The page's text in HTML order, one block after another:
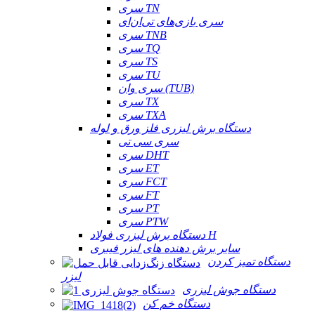
سری TN
سری بازی‌های تی‌ان‌ای
سری TNB
سری TQ
سری TS
سری TU
سری وان (TUB)
سری TX
سری TXA
دستگاه برش لیزری فلز ورق و لوله
سری سی تی
سری DHT
سری ET
سری FCT
سری FT
سری PT
سری PTW
دستگاه برش لیزری فولاد H
سایر برش دهنده های لیزر فیبری
دستگاه تمیز کردن
لیزر
دستگاه جوش لیزری
دستگاه خم کن